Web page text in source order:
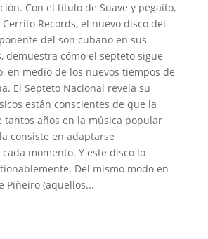
Con el título de Suave y pegaíto,
Records, el nuevo disco del
del son cubano en sus
demuestra cómo el septeto sigue
en medio de los nuevos tiempos de
El Septeto Nacional revela su
están conscientes de que la
tantos años en la música popular
consiste en adaptarse
momento. Y este disco lo
Del mismo modo en
Piñeiro (aquellos...